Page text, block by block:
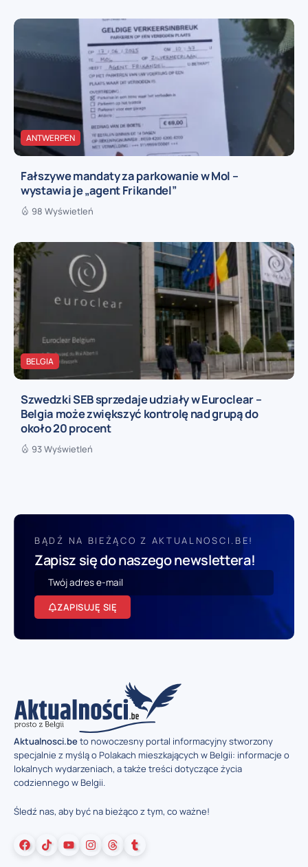
ANTWERPEN
Fałszywe mandaty za parkowanie w Mol –
wystawia je „agent Frikandel”
98 Wyświetleń
BELGIA
Szwedzki SEB sprzedaje udziały w Euroclear –
Belgia może zwiększyć kontrolę nad grupą do
około 20 procent
93 Wyświetleń
BĄDŹ NA BIEŻĄCO Z AKTUALNOSCI.BE!
Zapisz się do naszego newslettera!
ZAPISUJĘ SIĘ
Aktualnosci.beto nowoczesny portal informacyjny stworzony
specjalnie z myślą o Polakach mieszkających w Belgii: informacje o
lokalnych wydarzeniach, a także treści dotyczące życia
codziennego w Belgii.
Śledź nas, aby być na bieżąco z tym, co ważne!